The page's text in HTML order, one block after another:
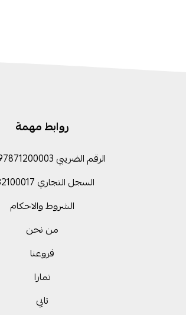
روابط مهمة
الرقم الضريبي 301297871200003
السجل التجاري 1132100017
الشروط والاحكام
من نحن
فروعنا
تمارا
تابي